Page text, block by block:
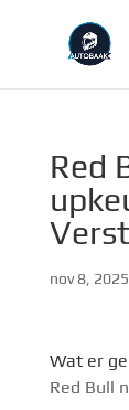
Red
nov 8, 2025
Wat er
Red Bull